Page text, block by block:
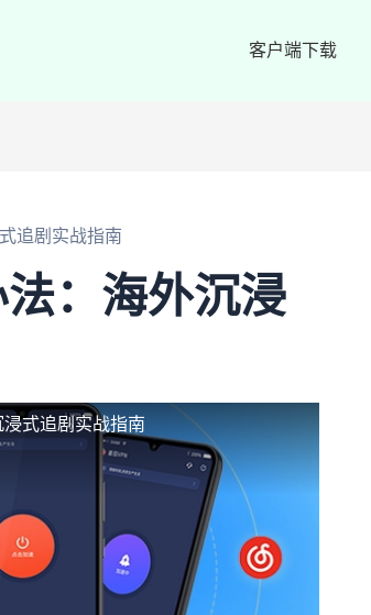
客户端下载
追剧实战指南
：海外沉浸
式追剧实战指南